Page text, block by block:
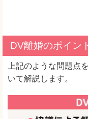
DV離婚のポイン
上記のような問題点
いて解説します。